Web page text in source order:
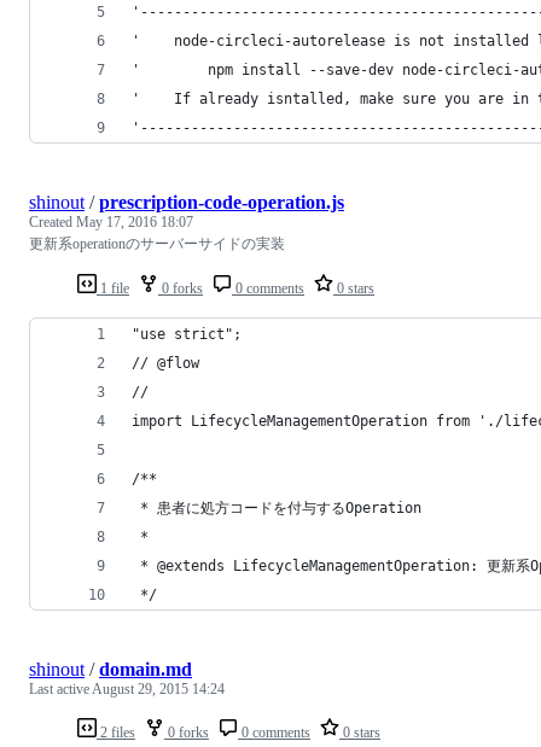
'    node-circleci-autorelease is not
'        npm install --save-dev node-circleci-
'    If already isntalled, make sure you are
1 file 0 forks 0 comments 0 stars
shinout /prescription-code-operation.js
Created May 17, 2016 18:07
更新系operationのサーバーサイドの実装
"use strict";
// @flow
//
import LifecycleManagementOperation from './
/**
* 患者に処方コードを付与するOperation
*
* @extends LifecycleManagementOperation: 更新系
*/
2 files 0 forks 0 comments 0 stars
shinout /domain.md
Last active August 29, 2015 14:24